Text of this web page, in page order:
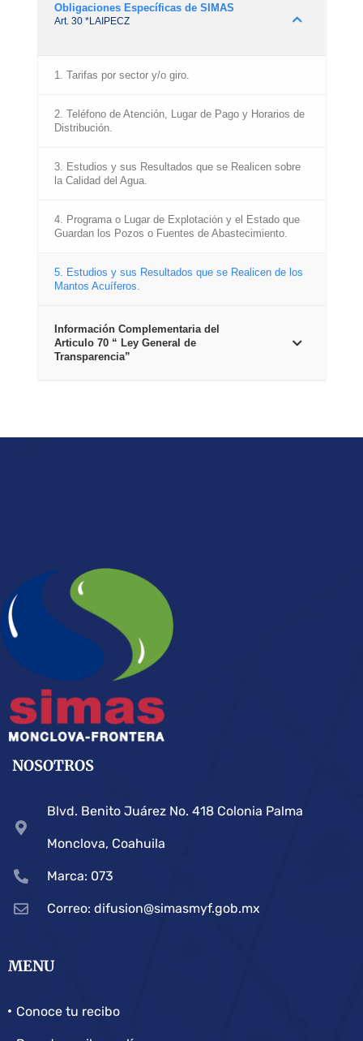
Obligaciones Específicas de SIMAS
Art. 30 *LAIPECZ
1. Tarifas por sector y/o giro.
2. Teléfono de Atención, Lugar de Pago y Horarios de
Distribución.
3. Estudios y sus Resultados que se Realicen sobre
la Calidad del Agua.
4. Programa o Lugar de Explotación y el Estado que
Guardan los Pozos o Fuentes de Abastecimiento.
5. Estudios y sus Resultados que se Realicen de los
Mantos Acuíferos.
Información Complementaria del
Articulo 70 “ Ley General de
Transparencia”
NOSOTROS
Blvd. Benito Juárez No. 418 Colonia Palma
Monclova, Coahuila
Marca: 073
Correo: difusion@simasmyf.gob.mx
MENU
Conoce tu recibo